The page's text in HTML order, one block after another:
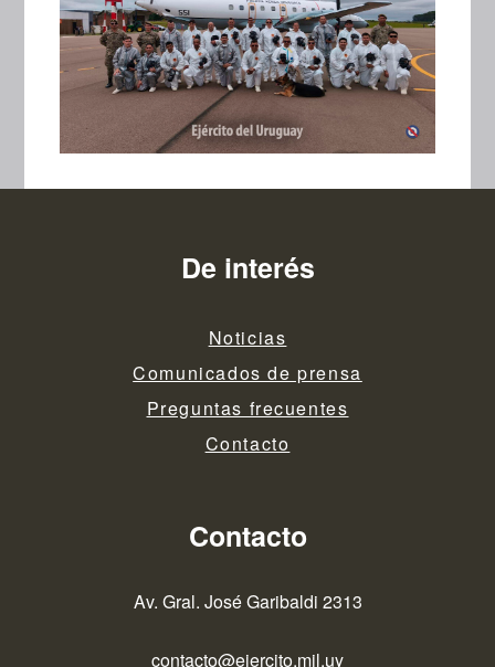
De interés
Noticias
Comunicados de prensa
Preguntas frecuentes
Contacto
Contacto
Av. Gral. José Garibaldi 2313
contacto@ejercito.mil.uy